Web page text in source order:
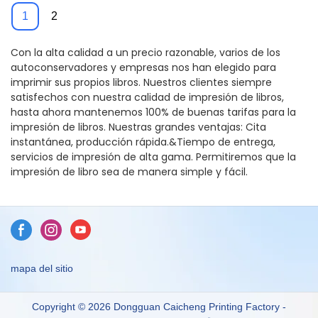
Con la alta calidad a un precio razonable, varios de los
autoconservadores y empresas nos han elegido para
imprimir sus propios libros. Nuestros clientes siempre
satisfechos con nuestra calidad de impresión de libros,
hasta ahora mantenemos 100% de buenas tarifas para la
impresión de libros. Nuestras grandes ventajas: Cita
instantánea, producción rápida.&Tiempo de entrega,
servicios de impresión de alta gama. Permitiremos que la
impresión de libro sea de manera simple y fácil.
imágenes para niños-
Impresión de Caicheng
de Caicheng
1 2
mapa del sitio
Copyright © 2026 Dongguan Caicheng Printing Factory -